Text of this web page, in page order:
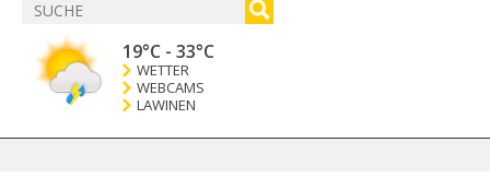
19°C - 33°C
WETTER
WEBCAMS
LAWINEN